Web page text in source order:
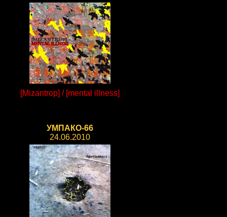
[Mizantrop] / [mental illness]
УМПАКО-66
24.06.2010